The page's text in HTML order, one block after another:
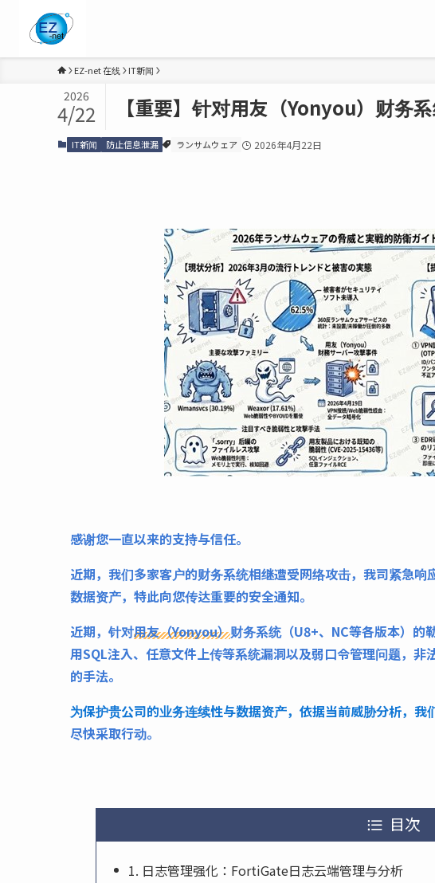
EZ-net 在线 IT新闻
【重要】针对用友（Yonyou）财务
2026
4/22
IT新闻 防止信息泄漏 ランサムウェア 2026年4月22日
感谢您一直以来的支持与信任。
近期，我们多家客户的财务系统相继遭受网络攻击，我司紧急
数据资产，特此向您传达重要的安全通知。
近期，针对用友（Yonyou）财务系统（U8+、NC等各版本）的
用SQL注入、任意文件上传等系统漏洞以及弱口令管理问题，
的手法。
为保护贵公司的业务连续性与数据资产，依据当前威胁分析，我
尽快采取行动。
目次
1. 日志管理强化：FortiGate日志云端管理与分析